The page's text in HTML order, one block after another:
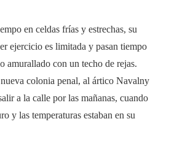
en celdas frías y estrechas, su
ejercicio es limitada y pasan tiempo
amurallado con un techo de rejas.
colonia penal, al ártico Navalny
a la calle por las mañanas, cuando
y las temperaturas estaban en su